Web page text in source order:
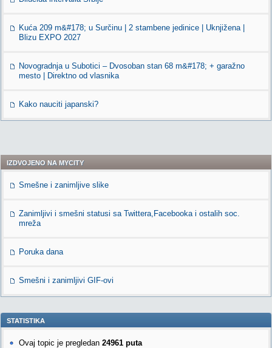
Kuća 209 m&#178; u Surčinu | 2 stambene jedinice | Uknjižena |
Blizu EXPO 2027
Novogradnja u Subotici – Dvosoban stan 68 m&#178; + garažno
mesto | Direktno od vlasnika
Kako nauciti japanski?
IZDVOJENO NA MYCITY
Smešne i zanimljive slike
Zanimljivi i smešni statusi sa Twittera,Facebooka i ostalih soc.
mreža
Poruka dana
Smešni i zanimljivi GIF-ovi
STATISTIKA
Ovaj topic je pregledan 24961 puta